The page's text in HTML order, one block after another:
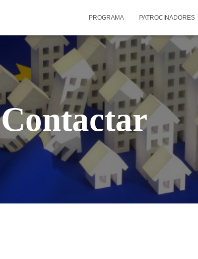
PROGRAMA PATROCINADORES
Contactar